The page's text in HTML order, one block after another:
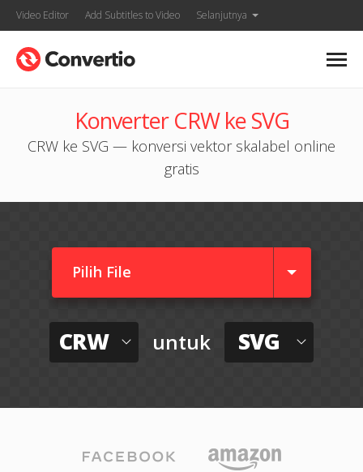
Video Editor Add Subtitles to Video Selanjutnya
Konverter CRW ke SVG
CRW ke SVG — konversi vektor skalabel online
gratis
Pilih File
CRW untuk SVG